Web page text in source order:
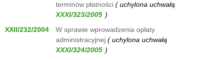
terminów płatności ( uchylona uchwałą
)
XXII/232/2004
W sprawie wprowadzenia opłaty
administracyjnej ( uchylona uchwałą
)